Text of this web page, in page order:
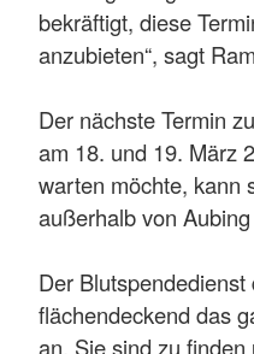
bekräftigt, diese
anzubieten“, sagt
Der nächste Termin
am 18. und 19. März
warten möchte, kann
außerhalb von
Der
flächendeckend das
an. Sie sind zu finden